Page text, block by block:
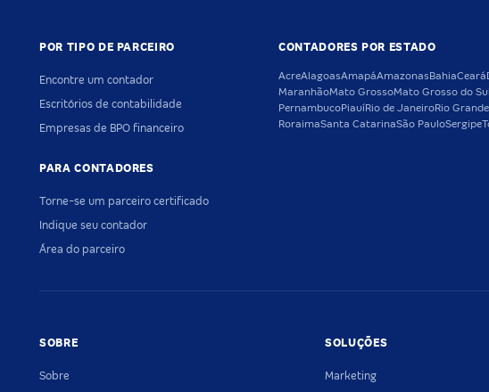
POR TIPO DE PARCEIRO
Encontre um contador
Escritórios de contabilidade
Empresas de BPO financeiro
PARA CONTADORES
Torne-se um parceiro certificado
Indique seu contador
Área do parceiro
CONTADORES POR ESTADO
AcreAlagoasAmapáAmazonasBahiaCeará
MaranhãoMato GrossoMato Grosso do Sul
PernambucoPiauíRio de JaneiroRio
RoraimaSanta CatarinaSão PauloSergipe
SOBRE
Sobre
SOLUÇÕES
Marketing